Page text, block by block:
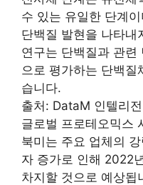
수 있는 유일한 단계
단백질 발현을 나타내
연구는 단백질과 관련
으로 평가하는 단백질
습니다.
출처: DataM 인텔리
글로벌 프로테오믹스
북미는 주요 업체의
자 증가로 인해 2022
차지할 것으로 예상됩